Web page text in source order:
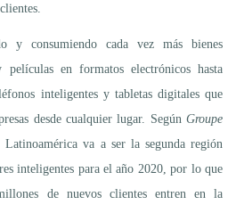
y consumiendo cada vez más bienes
películas en formatos electrónicos hasta
inteligentes y tabletas digitales que
desde cualquier lugar. Según Groupe
, Latinoamérica va a ser la segunda región
inteligentes para el año 2020, por lo que
de nuevos clientes entren en la